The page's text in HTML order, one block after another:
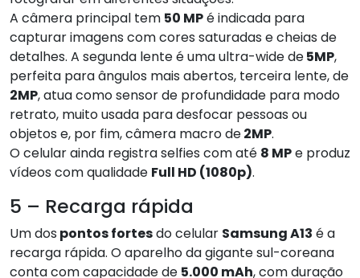
A câmera principal tem 50 MPé indicada para
capturar imagens com cores saturadas e cheias de
detalhes. A segunda lente é uma ultra-wide de5MP,
perfeita para ângulos mais abertos, terceira lente, de
2MP, atua como sensor de profundidade para modo
retrato, muito usada para desfocar pessoas ou
objetos e, por fim, câmera macro de2MP.
O celular ainda registra selfies com até 8 MPe produz
vídeos com qualidade Full HD (1080p).
5 – Recarga rápida
Um dos pontos fortesdo celular Samsung A13 é a
recarga rápida. O aparelho da gigante sul-coreana
conta com capacidade de 5.000 mAh, com duração